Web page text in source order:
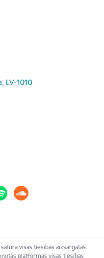
LV-1010
visas tiesības aizsargātas.
platformas visas tiesības